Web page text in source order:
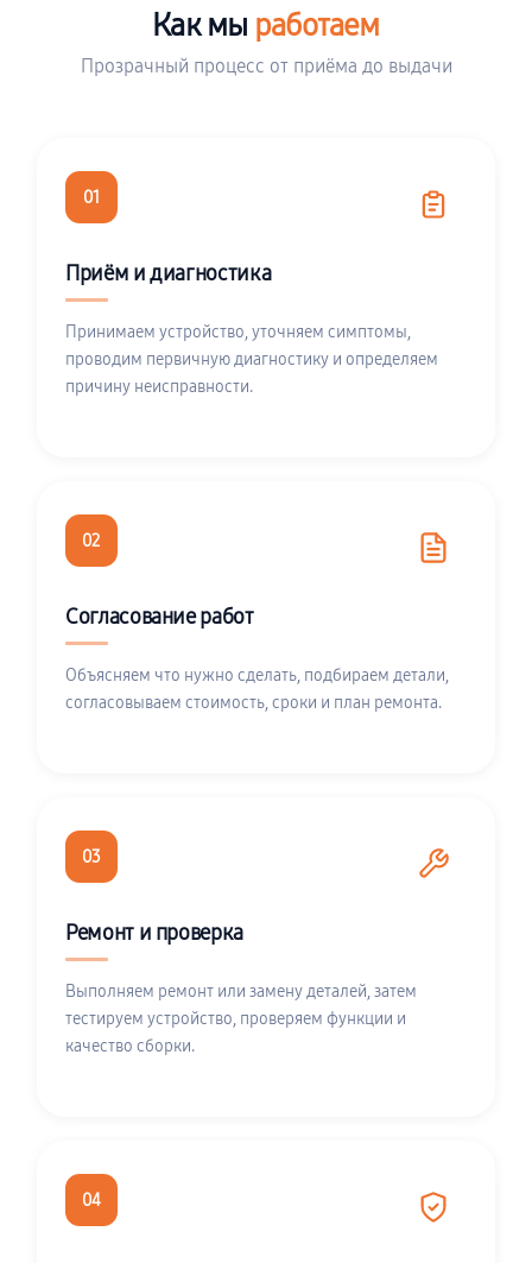
Как мы работаем
Прозрачный процесс от приёма до выдачи
01
Приём и диагностика
Принимаем устройство, уточняем симптомы,
проводим первичную диагностику и определяем
причину неисправности.
02
Согласование работ
Объясняем что нужно сделать, подбираем детали,
согласовываем стоимость, сроки и план ремонта.
03
Ремонт и проверка
Выполняем ремонт или замену деталей, затем
тестируем устройство, проверяем функции и
качество сборки.
04